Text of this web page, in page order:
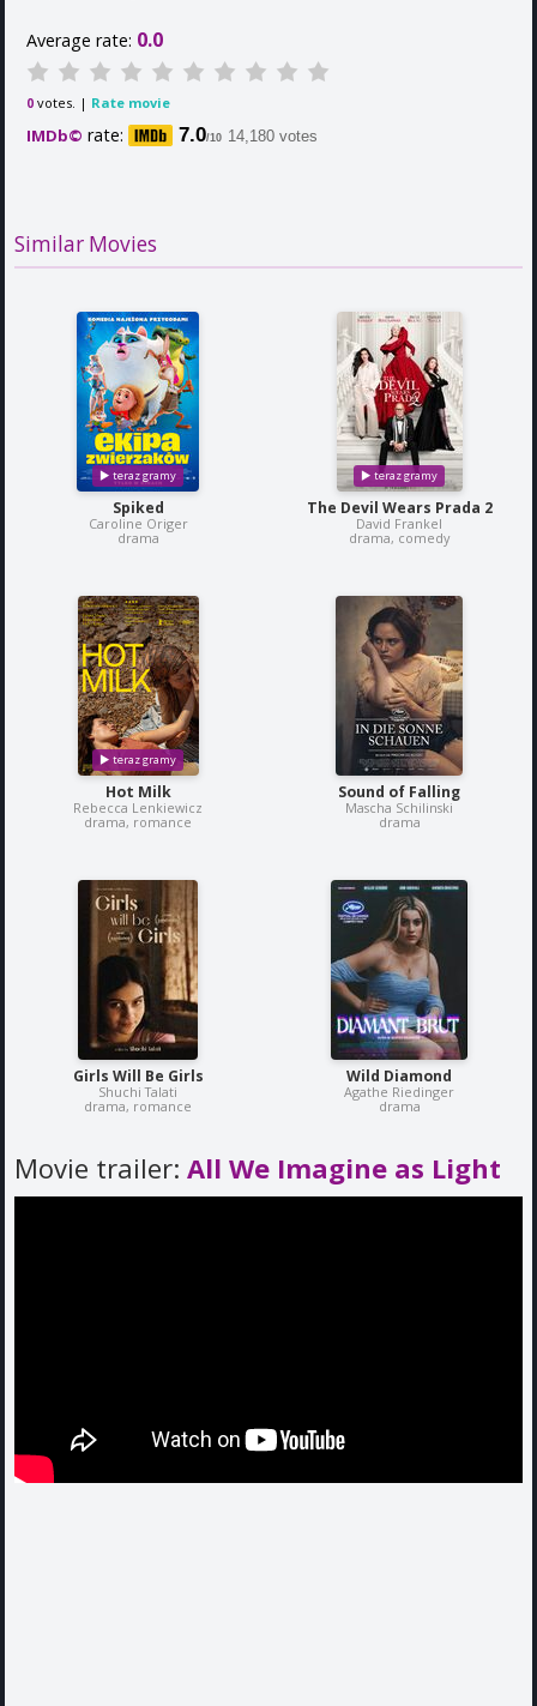
Average rate: 0.0
0 votes. | Rate movie
IMDb© rate: 7.0/10 14,180 votes
Similar Movies
Spiked
Caroline Origer
drama
The Devil Wears Prada 2
David Frankel
drama, comedy
Hot Milk
Rebecca Lenkiewicz
drama, romance
Sound of Falling
Mascha Schilinski
drama
Girls Will Be Girls
Shuchi Talati
drama, romance
Wild Diamond
Agathe Riedinger
drama
Movie trailer: All We Imagine as Light